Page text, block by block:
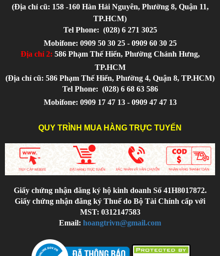
(Địa chỉ cũ: 158 -160 Hàn Hải Nguyên, Phường 8, Quận 11,
TP.HCM)
Tel Phone: (028) 6 271 3025
Mobifone: 0909 50 30 25 - 0909 60 30 25
Địa chỉ 2: 586 Phạm Thế Hiển, Phường Chánh Hưng,
TP.HCM
(Địa chỉ cũ: 586 Phạm Thế Hiển, Phường 4, Quận 8, TP.HCM)
Tel Phone: (028) 6 68 63 586
Mobifone: 0909 17 47 13 - 0909 47 47 13
QUY TRÌNH MUA HÀNG TRỰC TUYẾN
Giấy chứng nhận đăng ký hộ kinh doanh Số 41H8017872.
Giấy chứng nhận đăng ký Thuế do Bộ Tài Chính cấp với
MST: 0312147583
Email: hoangtrivn@gmail.com